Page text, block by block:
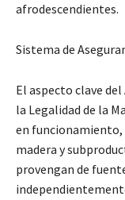
afrodescendientes.
Sistema de
El aspecto clave
la Legalidad de la
en funcionamiento,
madera y
provengan de